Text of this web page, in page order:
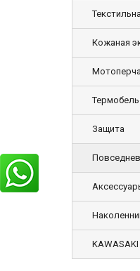
Кожаная
Защита